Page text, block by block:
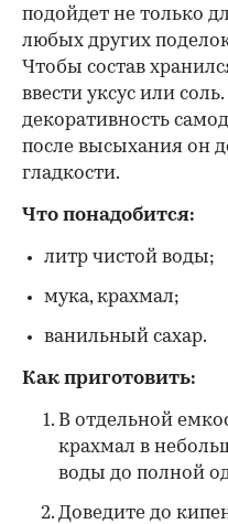
подойдет не только
любых других
Чтобы состав
ввести уксус или
декоративность
после высыхания он
гладкости.
Что понадобится:
литр чистой воды;
мука, крахмал;
ванильный сахар.
Как приготовить:
В отдельной
крахмал в
воды до полной
Доведите до